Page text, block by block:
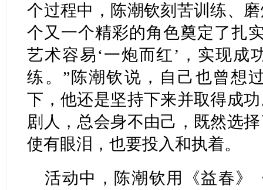
个过程中，陈潮钦刻苦训练、
个又一个精彩的角色奠定了扎
艺术容易‘一炮而红’，实现成
练。”陈潮钦说，自己也曾想
下，他还是坚持下来并取得成
剧人，总会身不由己，既然选
使有眼泪，也要投入和执着。
活动中，陈潮钦用《益春》